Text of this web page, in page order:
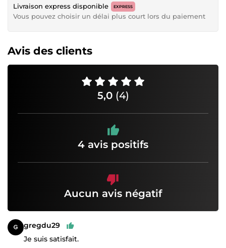
Livraison express disponible EXPRESS
Vous pouvez choisir un délai plus court lors du paiement
Avis des clients
5,0 (4)
4 avis positifs
Aucun avis négatif
gregdu29
Je suis satisfait.